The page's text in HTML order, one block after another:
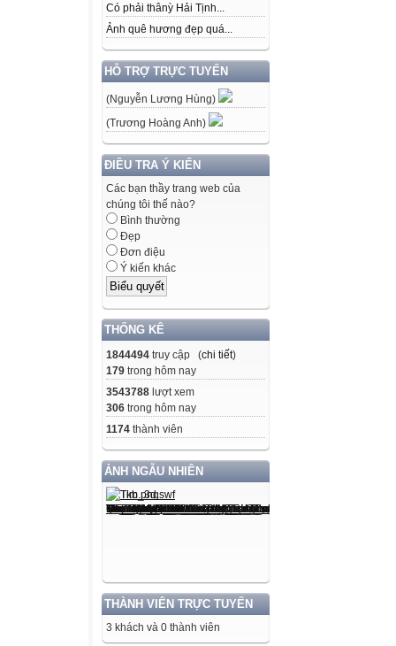
Có phải thânỳ Hải Tịnh...
Ảnh quê hương đẹp quá...
HỖ TRỢ TRỰC TUYẾN
(Nguyễn Lương Hùng)
(Trương Hoàng Anh)
ĐIỀU TRA Ý KIẾN
Các bạn thầy trang web của
chúng tôi thế nào?
Bình thường
Đẹp
Đơn điệu
Ý kiến khác
THỐNG KÊ
1844494 truy cập (chi tiết)
179 trong hôm nay
3543788 lượt xem
306 trong hôm nay
1174 thành viên
ẢNH NGẪU NHIÊN
THÀNH VIÊN TRỰC TUYẾN
3 khách và 0 thành viên